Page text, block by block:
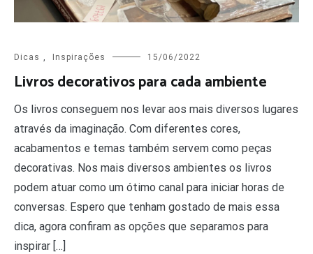
Dicas , Inspirações 15/06/2022
Livros decorativos para cada ambiente
Os livros conseguem nos levar aos mais diversos lugares
através da imaginação. Com diferentes cores,
acabamentos e temas também servem como peças
decorativas. Nos mais diversos ambientes os livros
podem atuar como um ótimo canal para iniciar horas de
conversas. Espero que tenham gostado de mais essa
dica, agora confiram as opções que separamos para
inspirar […]